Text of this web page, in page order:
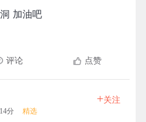
加油吧
评论 点赞
分 精选
+关注